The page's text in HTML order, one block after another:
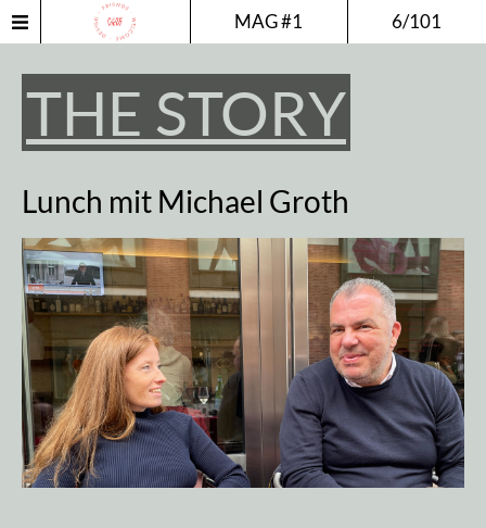
MAG #1 6/101
THE STORY
Lunch mit Michael Groth